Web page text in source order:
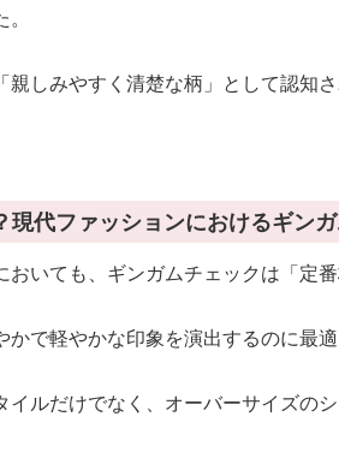
しみやすく清楚な柄」として認知
現代ファッションにおけるギン
いても、ギンガムチェックは「定
で軽やかな印象を演出するのに最適
ルだけでなく、オーバーサイズの